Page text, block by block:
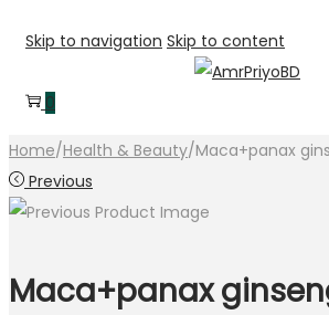
Skip to navigation Skip to content
0
Home/Health & Beauty/Maca+panax
Previous
Maca+panax